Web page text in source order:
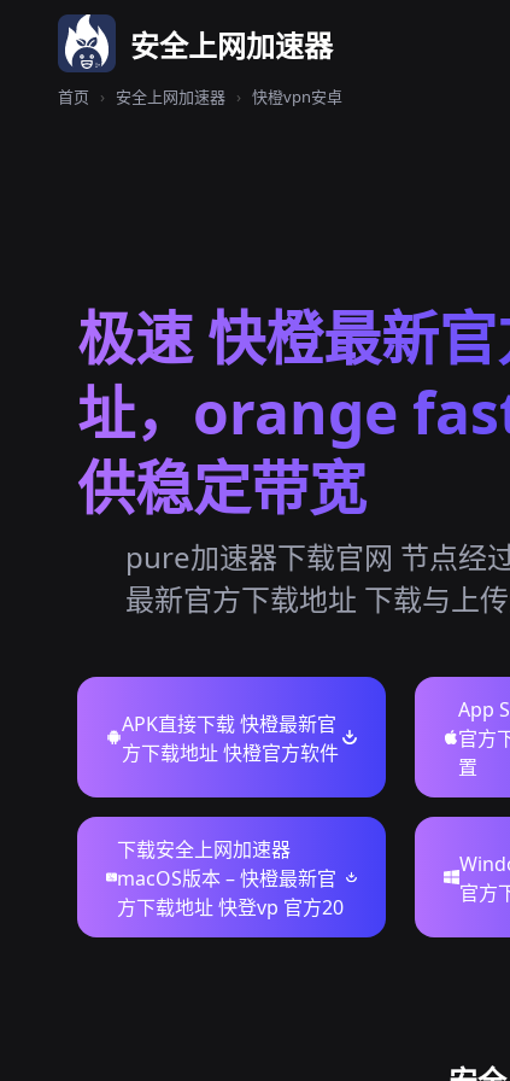
安全上网加速器
首页 › 安全上网加速器 › 快橙vpn安卓
极速 快橙最新
址，orange
供稳定带宽
pure加速器下载官网 节点经
最新官方下载地址 下载与上传
APK直接下载 快橙最新官
方下载地址 快橙官方软件
App
官方
置
下载安全上网加速器
macOS版本 – 快橙最新官
方下载地址 快登vp 官方20
官方